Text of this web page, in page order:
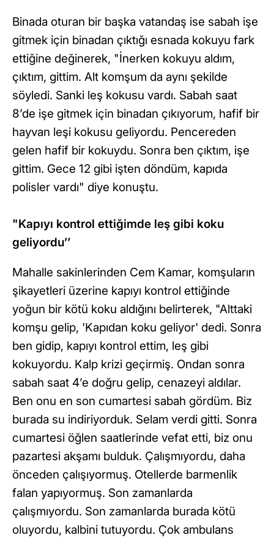
Binada oturan bir başka vatandaş ise sabah işe
gitmek için binadan çıktığı esnada kokuyu fark
ettiğine değinerek, "İnerken kokuyu aldım,
çıktım, gittim. Alt komşum da aynı şekilde
söyledi. Sanki leş kokusu vardı. Sabah saat
8’de işe gitmek için binadan çıkıyorum, hafif bir
hayvan leşi kokusu geliyordu. Pencereden
gelen hafif bir kokuydu. Sonra ben çıktım, işe
gittim. Gece 12 gibi işten döndüm, kapıda
polisler vardı" diye konuştu.
"Kapıyı kontrol ettiğimde leş gibi koku
geliyordu’’
Mahalle sakinlerinden Cem Kamar, komşuların
şikayetleri üzerine kapıyı kontrol ettiğinde
yoğun bir kötü koku aldığını belirterek, "Alttaki
komşu gelip, 'Kapıdan koku geliyor' dedi. Sonra
ben gidip, kapıyı kontrol ettim, leş gibi
kokuyordu. Kalp krizi geçirmiş. Ondan sonra
sabah saat 4’e doğru gelip, cenazeyi aldılar.
Ben onu en son cumartesi sabah gördüm. Biz
burada su indiriyorduk. Selam verdi gitti. Sonra
cumartesi öğlen saatlerinde vefat etti, biz onu
pazartesi akşamı bulduk. Çalışmıyordu, daha
önceden çalışıyormuş. Otellerde barmenlik
falan yapıyormuş. Son zamanlarda
çalışmıyordu. Son zamanlarda burada kötü
oluyordu, kalbini tutuyordu. Çok ambulans